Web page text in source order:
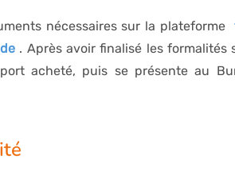
nécessaires sur la plateforme
. Après avoir finalisé les formalités
acheté, puis se présente au